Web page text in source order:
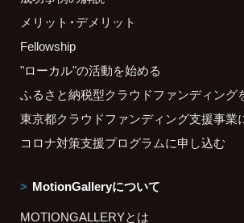
メリット・デメリット
Fellowship
"ローカル"の活動を始める
ふるさと納税型クラウドファンディング
東京都クラウドファンディング支援事業
コロナ対策支援プログラムに申し込む
MotionGalleryについて
MOTIONGALLERYとは